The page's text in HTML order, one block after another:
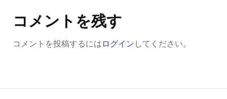
コメントを残す
コメントを投稿するには ログイン してください。